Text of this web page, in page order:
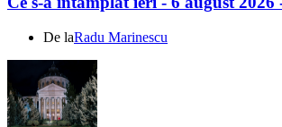
De laRadu Marinescu